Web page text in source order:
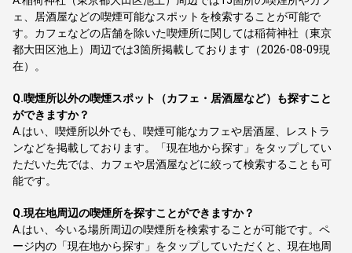
ェ、居酒屋などの喫煙可能なスポットを検索することが可能で
す。カフェなどの店舗を除いた喫煙所に関しては稲荷神社（東京
都大田区池上）周辺では3箇所掲載しております（2026-08-09現
在）。
Q.喫煙所以外の喫煙スポット（カフェ・居酒屋など）も探すこと
ができますか？
A. はい、喫煙所以外でも、喫煙可能なカフェや居酒屋、レストラ
ンなどを掲載しております。「現在地から探す」をタップしてい
ただいた先では、カフェや居酒屋などに絞って検索することも可
能です。
Q.現在地周辺の喫煙所を探すことができますか？
A. はい、今いる場所周辺の喫煙所を検索することが可能です。ペ
ージ内の「現在地から探す」をタップしていただくと、現在地周